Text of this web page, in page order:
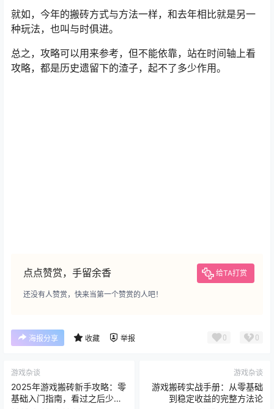
就如，今年的搬砖方式与方法一样，和去年相比就是另一
种玩法，也叫与时俱进。
总之，攻略可以用来参考，但不能依靠，站在时间轴上看
攻略，都是历史遗留下的渣子，起不了多少作用。
点点赞赏，手留余香 给TA打赏
还没有人赞赏，快来当第一个赞赏的人吧！
海报分享 收藏 举报 0 0
游戏杂谈
2025年游戏搬砖新手攻略：零
基础入门指南，看过之后少交
游戏杂谈
游戏搬砖实战手册：从零基础
到稳定收益的完整方法论